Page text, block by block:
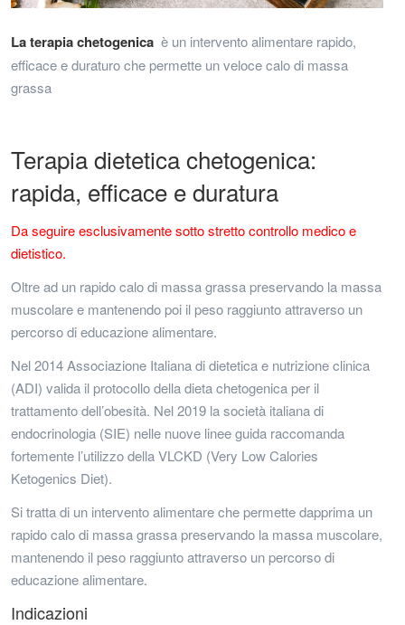
La terapia chetogenica è un intervento alimentare rapido,
efficace e duraturo che permette un veloce calo di massa
grassa
Terapia dietetica chetogenica:
rapida, efficace e duratura
Da seguire esclusivamente sotto stretto controllo medico e
dietistico.
Oltre ad un rapidocalo di massa grassa preservando la massa
muscolare e mantenendo poi il peso raggiunto attraverso un
percorso di educazione alimentare.
Nel 2014 Associazione Italiana di dietetica e nutrizione clinica
(ADI) valida il protocollo della dieta chetogenica per il
trattamento dell’obesità. Nel 2019 la società italiana di
endocrinologia (SIE) nelle nuove linee guida raccomanda
fortemente l’utilizzo della VLCKD (Very Low Calories
Ketogenics Diet).
Si tratta di un intervento alimentare che permette dapprima un
rapido calo di massa grassa preservando la massa muscolare,
mantenendo il peso raggiunto attraverso un percorso di
educazione alimentare.
Indicazioni